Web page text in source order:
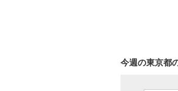
今週の東京都